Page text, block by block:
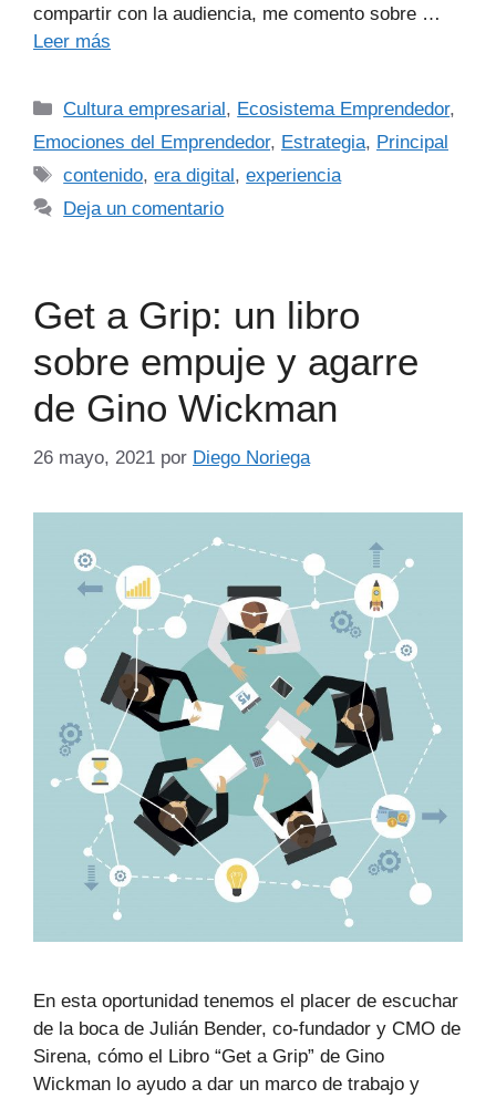
compartir con la audiencia, me comento sobre …
Leer más
Cultura empresarial, Ecosistema Emprendedor,
Emociones del Emprendedor, Estrategia, Principal
contenido,era digital,experiencia
Deja un comentario
Get a Grip: un libro
sobre empuje y agarre
de Gino Wickman
26 mayo, 2021 por Diego Noriega
En esta oportunidad tenemos el placer de escuchar
de la boca de Julián Bender, co-fundador y CMO de
Sirena, cómo el Libro “Get a Grip” de Gino
Wickman lo ayudo a dar un marco de trabajo y